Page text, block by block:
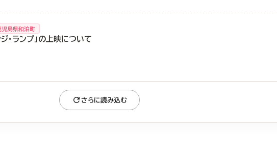
児島県和泊町
・ランプ」の上映について
さらに読み込む